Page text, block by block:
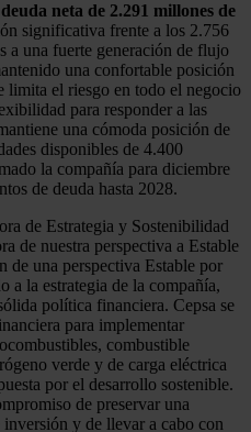
deuda neta de 2.291 millones de
significativa frente a los 2.756
a una fuerte generación de flujo
una confortable posición
el riesgo en todo el negocio
para responder a las
una cómoda posición de
disponibles de 4.400
la compañía para diciembre
de deuda hasta 2028.
de Estrategia y Sostenibilidad
de nuestra perspectiva a Estable
de una perspectiva Estable por
a la estrategia de la compañía,
política financiera. Cepsa se
para implementar
combustible
verde y de carga eléctrica
por el desarrollo sostenible.
de preservar una
y de llevar a cabo con